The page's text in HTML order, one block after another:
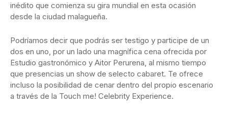
inédito que comienza su gira mundial en esta ocasión
desde la ciudad malagueña.
Podríamos decir que podrás ser testigo y participe de un
dos en uno, por un lado una magnífica cena ofrecida por
Estudio gastronómico y Aitor Perurena, al mismo tiempo
que presencias un show de selecto cabaret. Te ofrece
incluso la posibilidad de cenar dentro del propio escenario
a través de la Touch me! Celebrity Experience.